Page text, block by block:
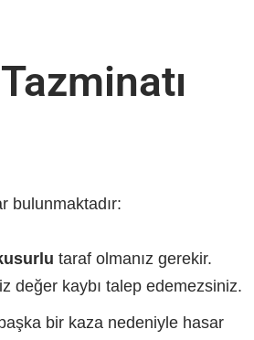
bulunmaktadır:
taraf olmanız gerekir.
değer kaybı talep edemezsiniz.
bir kaza nedeniyle hasar